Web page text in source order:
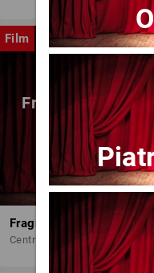
Film
Fragmente dintr-